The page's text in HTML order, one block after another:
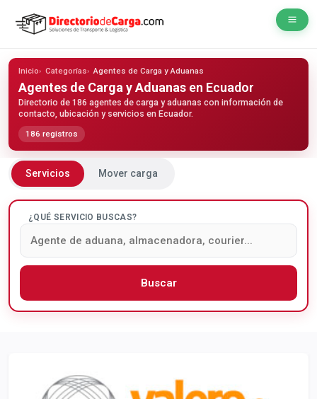
Inicio Categorías Agentes de Carga y Aduanas
Agentes de Carga y Aduanas en Ecuador
Directorio de 186 agentes de carga y aduanas con información de
contacto, ubicación y servicios en Ecuador.
186 registros
Servicios Mover carga
¿QUÉ SERVICIO BUSCAS?
Buscar